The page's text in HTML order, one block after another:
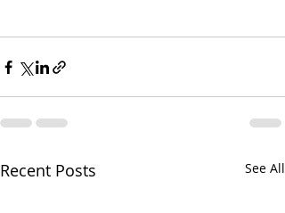
Recent Posts See All